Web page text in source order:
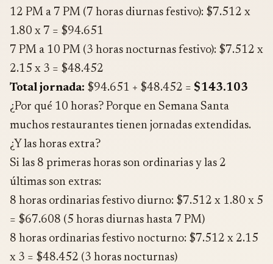
12 PM a 7 PM (7 horas diurnas festivo): $7.512 x
1.80 x 7 = $94.651
7 PM a 10 PM (3 horas nocturnas festivo): $7.512 x
2.15 x 3 = $48.452
Total jornada: $94.651 + $48.452 = $143.103
¿Por qué 10 horas? Porque en Semana Santa
muchos restaurantes tienen jornadas extendidas.
¿Y las horas extra?
Si las 8 primeras horas son ordinarias y las 2
últimas son extras:
8 horas ordinarias festivo diurno: $7.512 x 1.80 x 5
= $67.608 (5 horas diurnas hasta 7 PM)
8 horas ordinarias festivo nocturno: $7.512 x 2.15
x 3 = $48.452 (3 horas nocturnas)